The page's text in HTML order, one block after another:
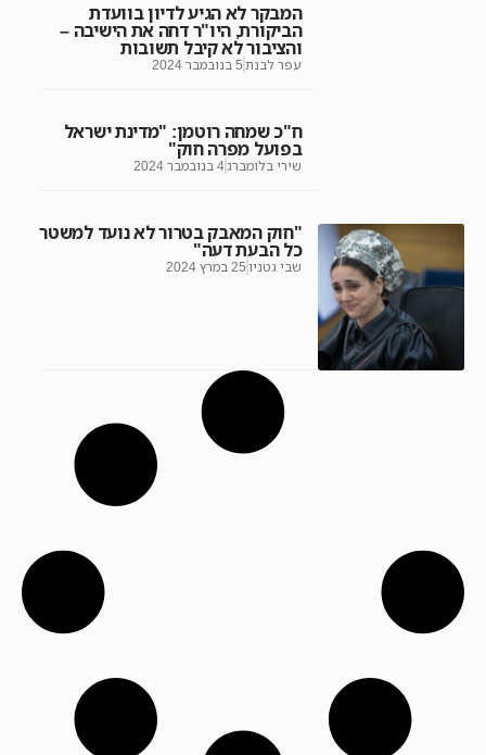
המבקר לא הגיע לדיון בוועדת
הביקורת, היו"ר דחה את הישיבה –
והציבור לא קיבל תשובות
עפר לבנת5 בנובמבר 2024
ח"כ שמחה רוטמן: "מדינת ישראל
בפועל מפרה חוק"
שירי בלומברג4 בנובמבר 2024
"חוק המאבק בטרור לא נועד למשטר
כל הבעת דעה"
שבי גטניו 25 במרץ 2024